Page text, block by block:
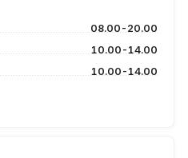
08.00-20.00
10.00-14.00
10.00-14.00